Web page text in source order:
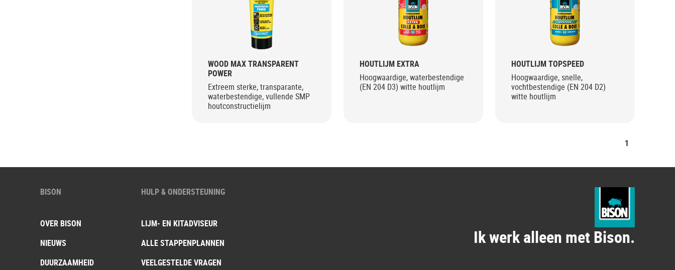
WOOD MAX TRANSPARENT
POWER
Extreem sterke, transparante,
waterbestendige, vullende SMP
houtconstructielijm
HOUTLIJM EXTRA
Hoogwaardige, waterbestendige
(EN 204 D3) witte houtlijm
HOUTLIJM TOPSPEED
Hoogwaardige, snelle,
vochtbestendige (EN 204 D2)
witte houtlijm
1
BISON
OVER BISON
NIEUWS
DUURZAAMHEID
HULP & ONDERSTEUNING
LIJM- EN KITADVISEUR
ALLE STAPPENPLANNEN
VEELGESTELDE VRAGEN
Ik werk alleen met Bison.